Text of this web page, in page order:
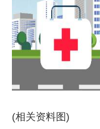
(相关资料图)